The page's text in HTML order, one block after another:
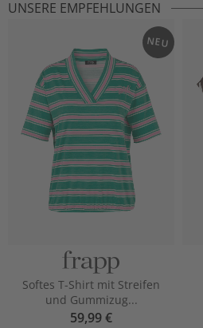
UNSERE EMPFEHLUNGEN
NEU
Softes T-Shirt mit Streifen
und Gummizug...
59,99 €